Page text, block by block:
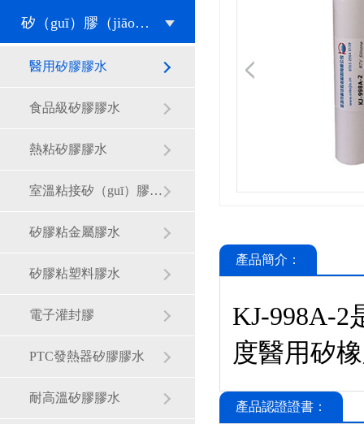
矽（guī）膠（jiāo）膠水
醫用矽膠膠水
食品級矽膠膠水
熱粘矽膠膠水
室溫粘接矽（guī）膠膠水
矽膠粘金屬膠水
矽膠粘塑料膠水
電子灌封膠
PTC發熱器矽膠膠水
耐高溫矽膠膠水
產品簡介：
KJ-998A-2
度醫用矽
產品認證證書：